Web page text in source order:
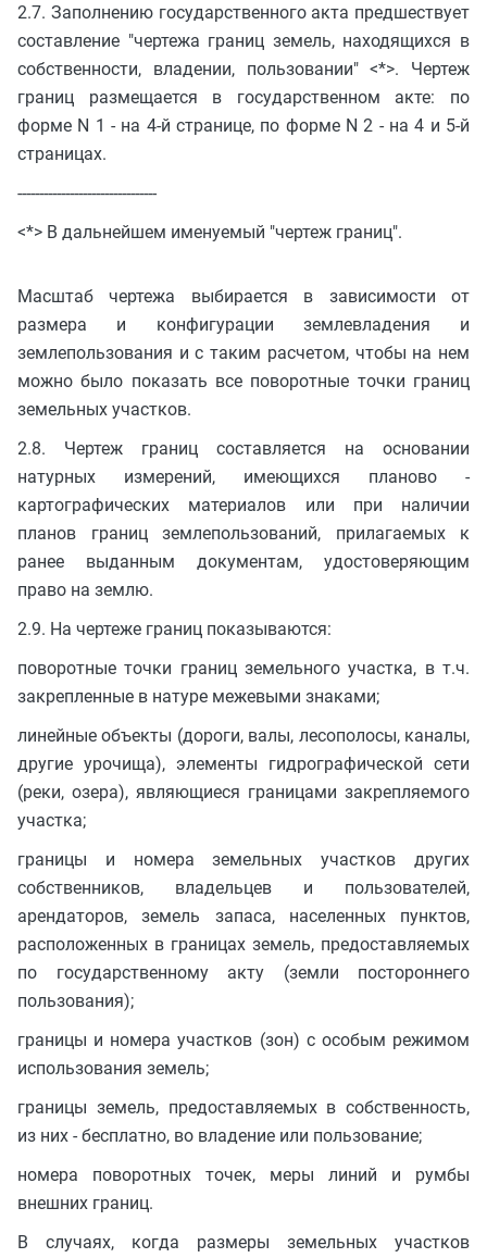
2.7. Заполнению государственного акта предшествует
составление "чертежа границ земель, находящихся в
собственности, владении, пользовании" <*>. Чертеж
границ размещается в государственном акте: по
форме N 1 - на 4-й странице, по форме N 2 - на 4 и 5-й
страницах.
--------------------------------
<*> В дальнейшем именуемый "чертеж границ".
Масштаб чертежа выбирается в зависимости от
размера и конфигурации землевладения и
землепользования и с таким расчетом, чтобы на нем
можно было показать все поворотные точки границ
земельных участков.
2.8. Чертеж границ составляется на основании
натурных измерений, имеющихся планово -
картографических материалов или при наличии
планов границ землепользований, прилагаемых к
ранее выданным документам, удостоверяющим
право на землю.
2.9. На чертеже границ показываются:
поворотные точки границ земельного участка, в т.ч.
закрепленные в натуре межевыми знаками;
линейные объекты (дороги, валы, лесополосы, каналы,
другие урочища), элементы гидрографической сети
(реки, озера), являющиеся границами закрепляемого
участка;
границы и номера земельных участков других
собственников, владельцев и пользователей,
арендаторов, земель запаса, населенных пунктов,
расположенных в границах земель, предоставляемых
по государственному акту (земли постороннего
пользования);
границы и номера участков (зон) с особым режимом
использования земель;
границы земель, предоставляемых в собственность,
из них - бесплатно, во владение или пользование;
номера поворотных точек, меры линий и румбы
внешних границ.
В случаях, когда размеры земельных участков